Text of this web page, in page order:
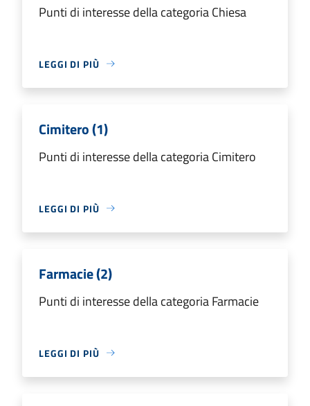
Punti di interesse della categoria Chiesa
LEGGI DI PIÙ
Cimitero (1)
Punti di interesse della categoria Cimitero
LEGGI DI PIÙ
Farmacie (2)
Punti di interesse della categoria Farmacie
LEGGI DI PIÙ